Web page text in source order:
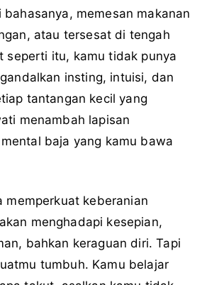
memesan makanan
atau tersesat di tengah
seperti itu, kamu tidak punya
insting, intuisi, dan
tantangan kecil yang
menambah lapisan
baja yang kamu bawa
memperkuat keberanian
menghadapi kesepian,
bahkan keraguan diri. Tapi
tumbuh. Kamu belajar